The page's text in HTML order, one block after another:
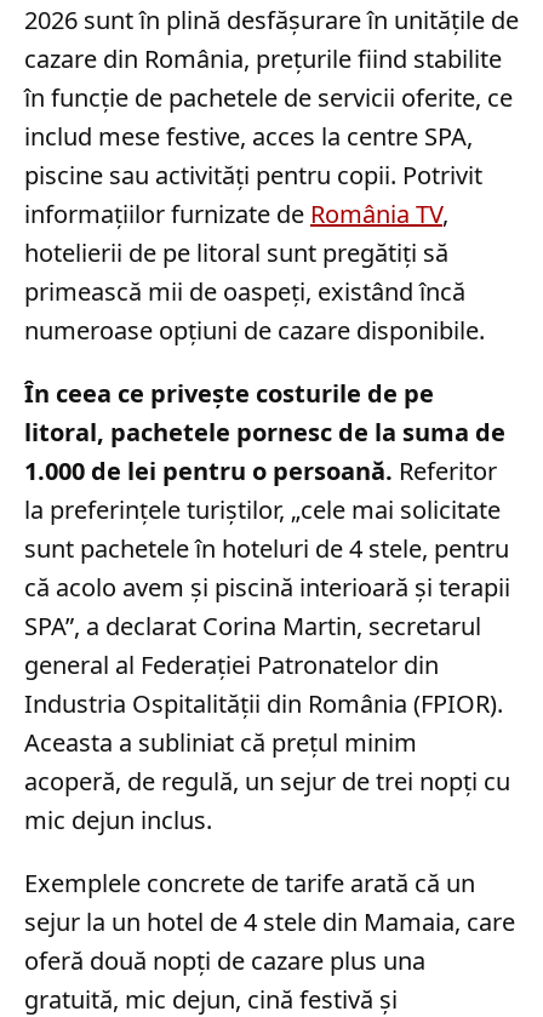
2026 sunt în plină desfășurare în unitățile de
cazare din România, prețurile fiind stabilite
în funcție de pachetele de servicii oferite, ce
includ mese festive, acces la centre SPA,
piscine sau activități pentru copii. Potrivit
informațiilor furnizate de România TV,
hotelierii de pe litoral sunt pregătiți să
primească mii de oaspeți, existând încă
numeroase opțiuni de cazare disponibile.
În ceea ce privește costurile de pe
litoral, pachetele pornesc de la suma de
1.000 de lei pentru o persoană. Referitor
la preferințele turiștilor, „cele mai solicitate
sunt pachetele în hoteluri de 4 stele, pentru
că acolo avem și piscină interioară și terapii
SPA”, a declarat Corina Martin, secretarul
general al Federației Patronatelor din
Industria Ospitalității din România (FPIOR).
Aceasta a subliniat că prețul minim
acoperă, de regulă, un sejur de trei nopți cu
mic dejun inclus.
Exemplele concrete de tarife arată că un
sejur la un hotel de 4 stele din Mamaia, care
oferă două nopți de cazare plus una
gratuită, mic dejun, cină festivă și